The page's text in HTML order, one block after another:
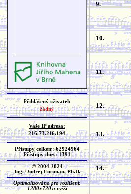
Přihlášený uživatel:
žádný
Vaše IP adresa:
216.73.216.194
Přístupy celkem: 62924964
Přístupy dnes: 1391
© 2004-2024
Ing. Ondřej Fuciman, Ph.D.
Optimalizováno pro rozlišení:
1280x720 a vyšší
9.
10.
11.
12.
13.
14.